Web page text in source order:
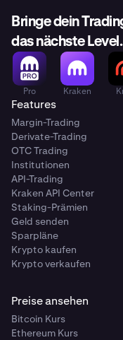
Bringe dein
das nächste Level.
Pro Kraken
Features
Margin-Trading
Derivate-Trading
OTC Trading
Institutionen
API-Trading
Kraken API Center
Staking-Prämien
Geld senden
Sparpläne
Krypto kaufen
Krypto verkaufen
Preise ansehen
Bitcoin Kurs
Ethereum Kurs